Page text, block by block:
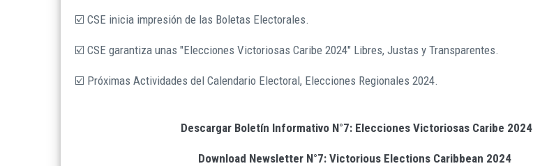
☑️ CSE inicia impresión de las Boletas Electorales.
☑️ CSE garantiza unas "Elecciones Victoriosas Caribe 2024" Libres, Justas y Transparentes.
☑️ Próximas Actividades del Calendario Electoral, Elecciones Regionales 2024.
Descargar Boletín Informativo N°7: Elecciones Victoriosas Caribe 2024
Download Newsletter N°7: Victorious Elections Caribbean 2024